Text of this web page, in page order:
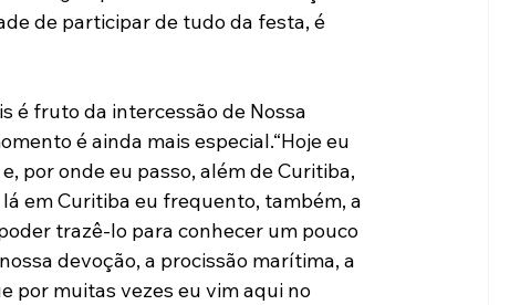
de participar de tudo da festa, é
é fruto da intercessão de Nossa
é ainda mais especial.“Hoje eu
por onde eu passo, além de Curitiba,
em Curitiba eu frequento, também, a
trazê-lo para conhecer um pouco
devoção, a procissão marítima, a
por muitas vezes eu vim aqui no